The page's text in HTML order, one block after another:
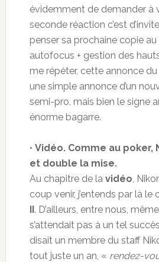
évidemment de demander à
seconde réaction c’est
penser sa prochaine copie
autofocus + gestion des
me répéter, cette annonce du
une simple annonce d’un
semi-pro, mais bien le signe
énorme bagarre.
• Vidéo. Comme au poker,
et double la mise.
Au chapitre de la vidéo ,
coup venir, j’entends par là le
II. D’ailleurs, entre nous,
s’attendait pas à un tel
disait un membre du staff
tout juste un an, « rendez-